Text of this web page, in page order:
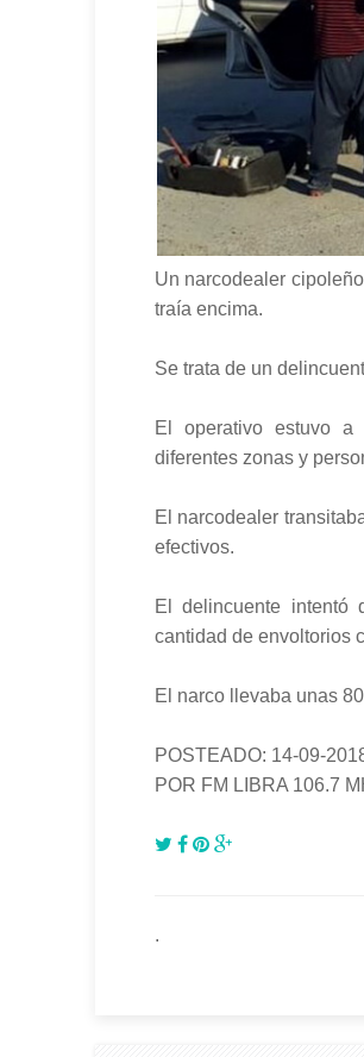
Un narcodealer
traía encima.
Se trata de un
El operativo estuvo a
diferentes zonas y
El narcodealer
efectivos.
El delincuente intentó
cantidad de envoltorios
El narco llevaba unas
POSTEADO: 14-09-
POR FM LIBRA 106.7
.